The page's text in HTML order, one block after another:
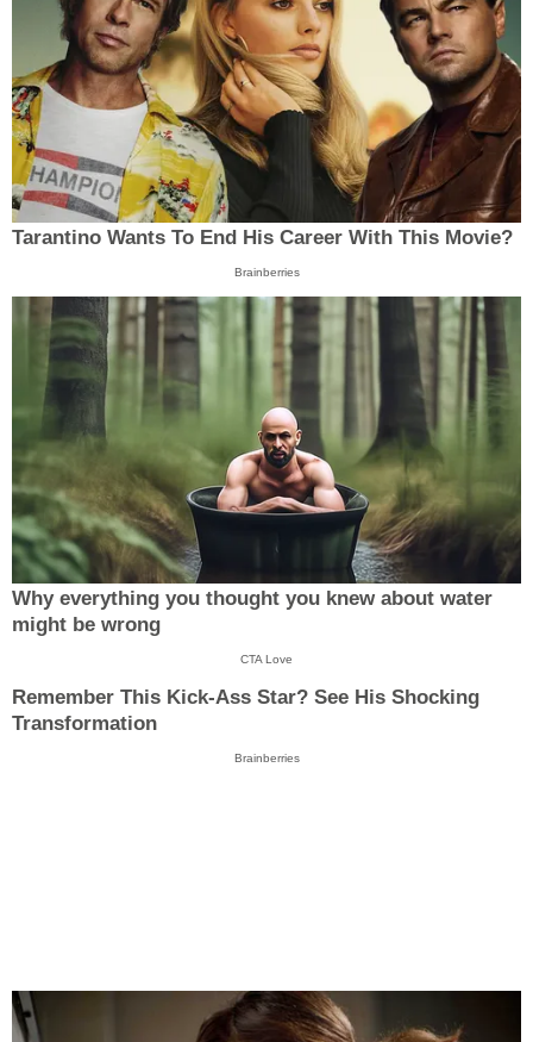
Tarantino Wants To End His Career With This Movie?
Brainberries
Why everything you thought you knew about water
might be wrong
CTA Love
Remember This Kick-Ass Star? See His Shocking
Transformation
Brainberries